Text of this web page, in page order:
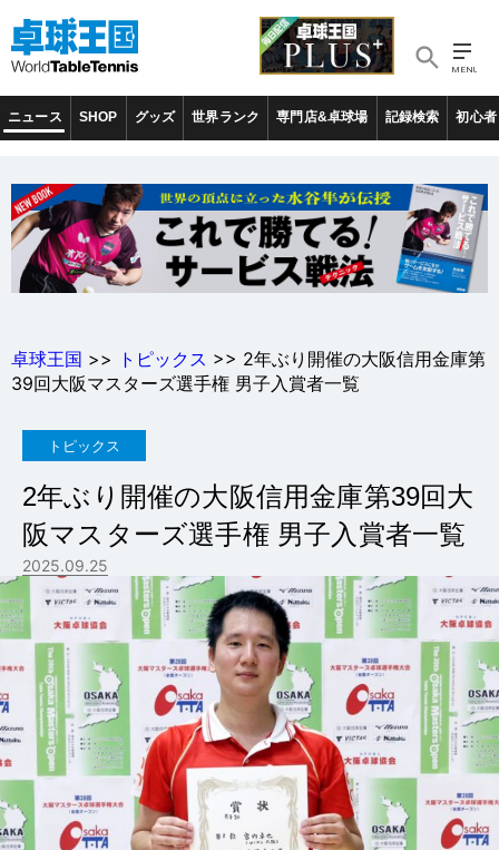
ニュース SHOP グッズ 世界ランク 専門店&卓球場 記録検索 初心者
卓球王国 >> トピックス >> 2年ぶり開催の大阪信用金庫第
39回大阪マスターズ選手権 男子入賞者一覧
トピックス
2年ぶり開催の大阪信用金庫第39回大
阪マスターズ選手権 男子入賞者一覧
2025.09.25